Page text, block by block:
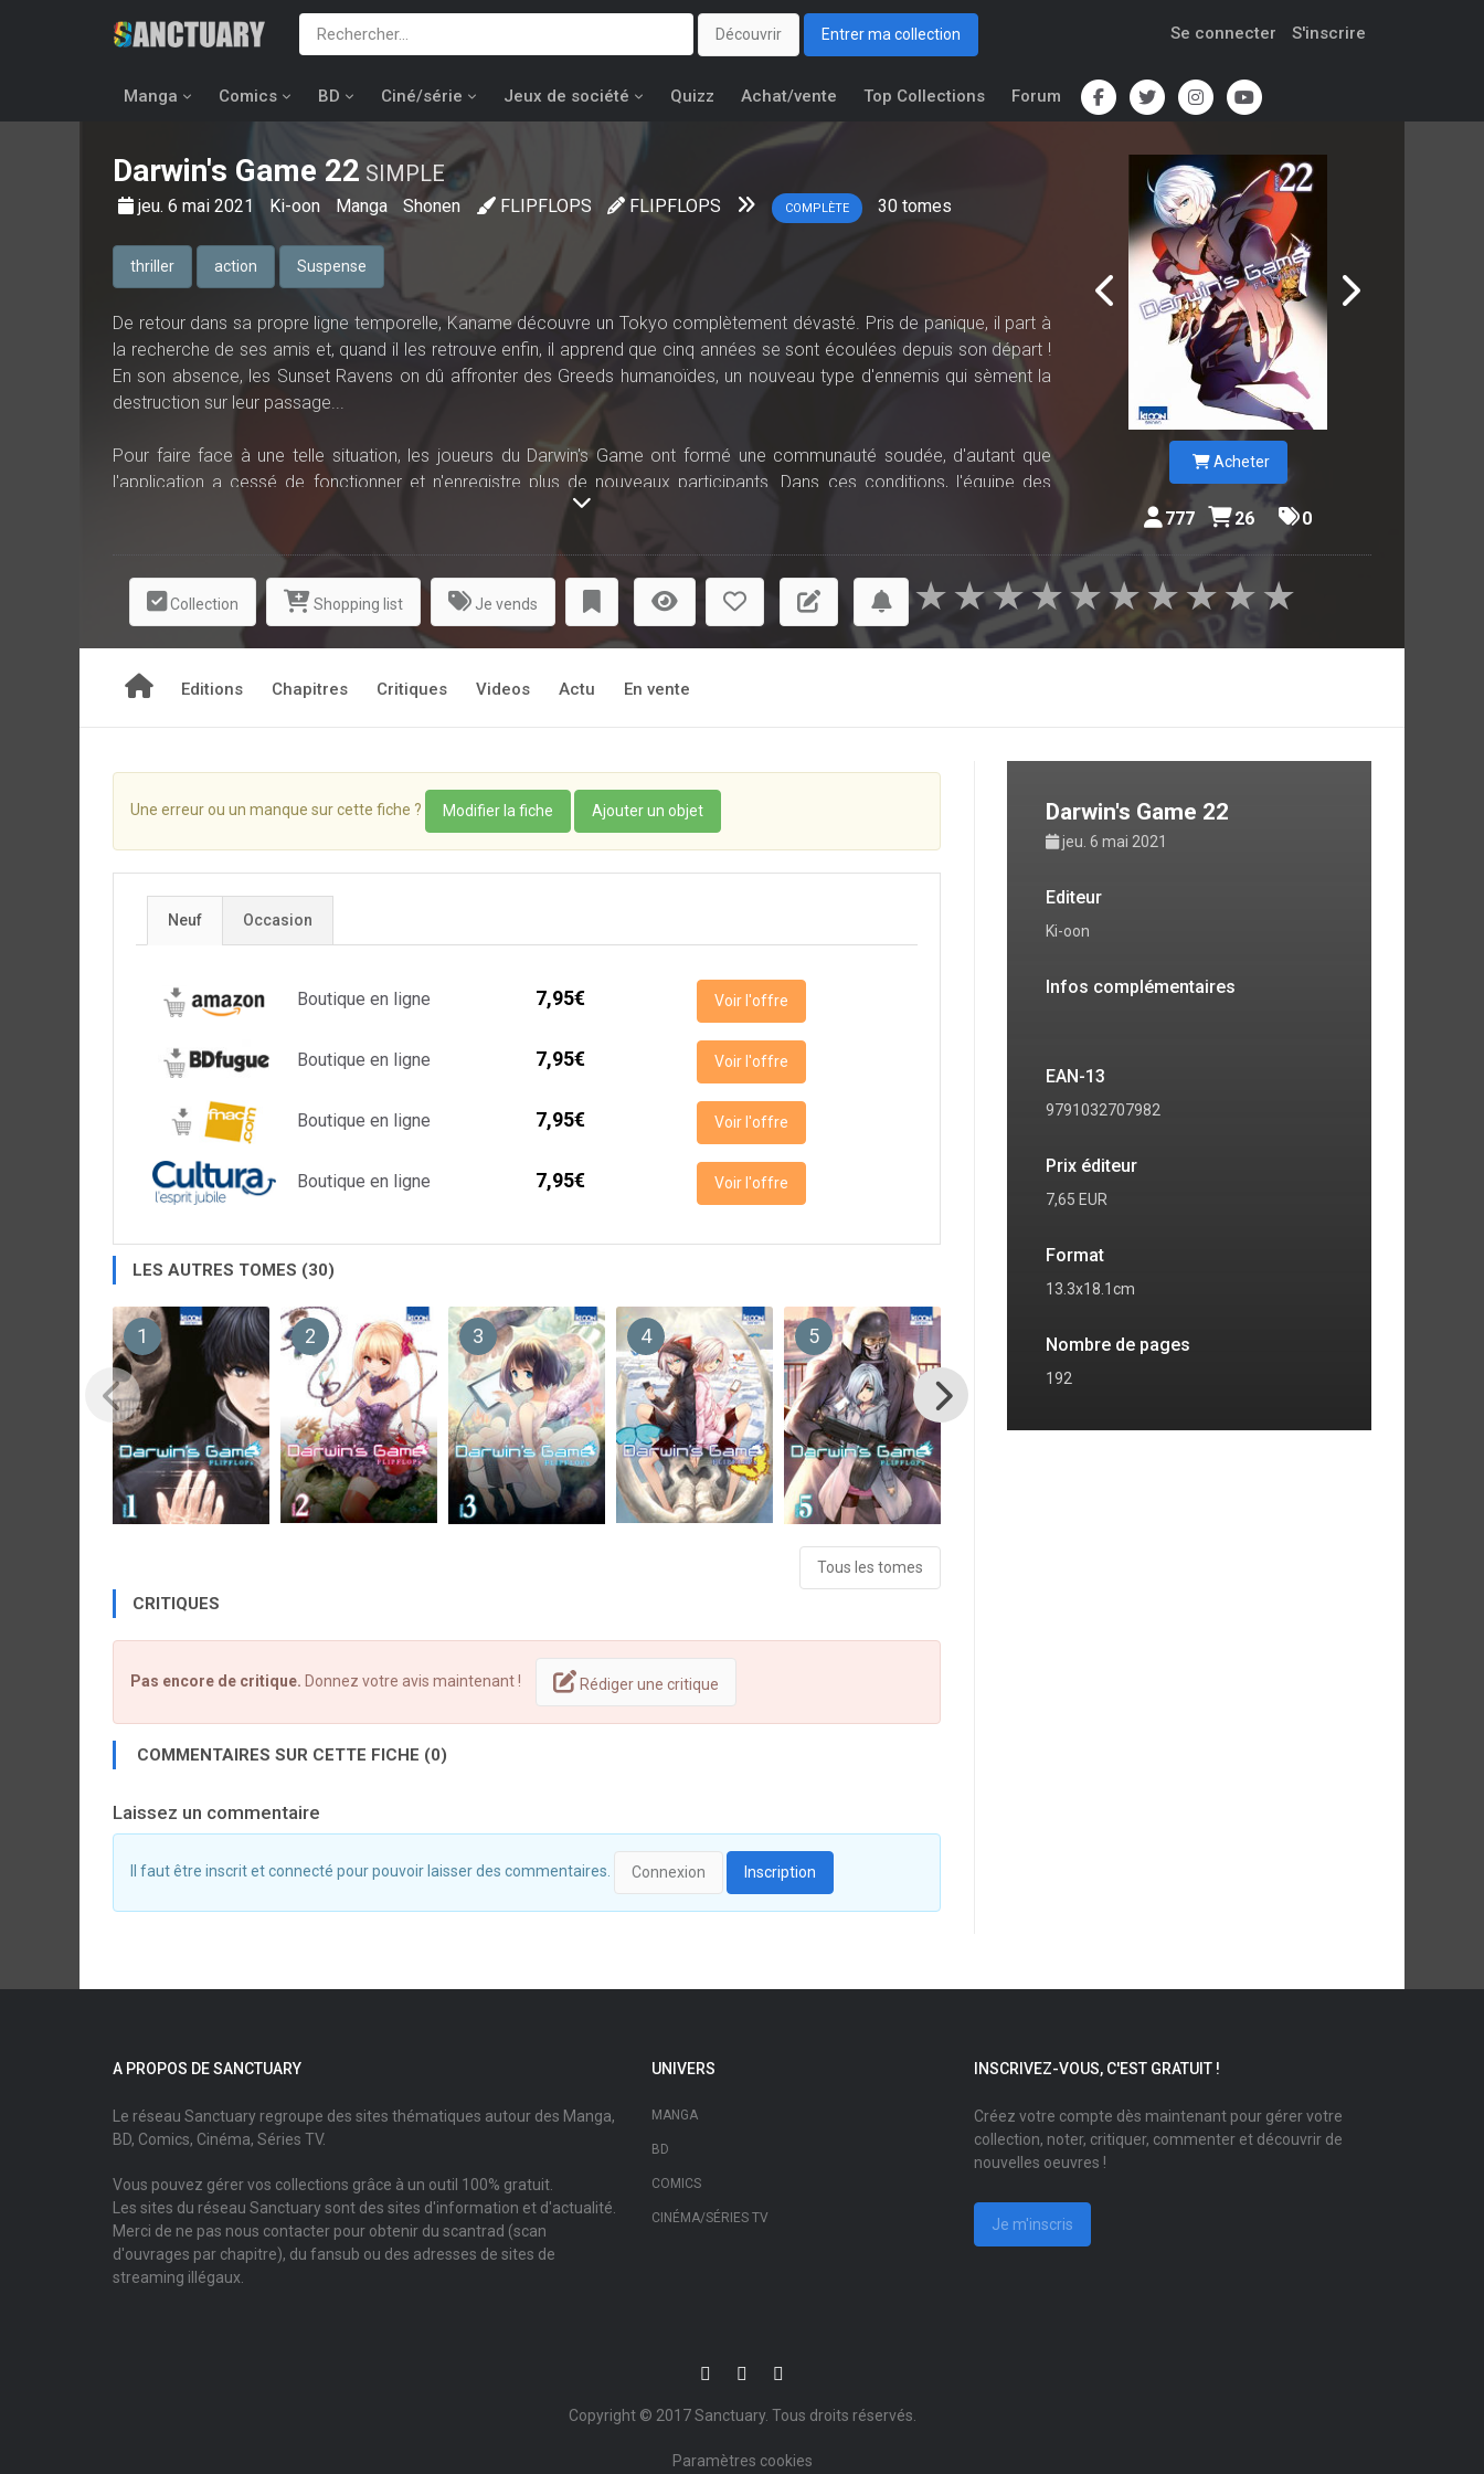
Découvrir Entrer ma collection Se connecter S'inscrire
Manga Comics BD Ciné/série Jeux de société Quizz Achat/vente Top Collections Forum
Darwin's Game 22 SIMPLE
jeu. 6 mai 2021 Ki-oon Manga Shonen FLIPFLOPS FLIPFLOPS COMPLÈTE 30 tomes
thriller action Suspense
De retour dans sa propre ligne temporelle, Kaname découvre un Tokyo complètement dévasté. Pris de panique, il part à
la recherche de ses amis et, quand il les retrouve enfin, il apprend que cinq années se sont écoulées depuis son départ !
En son absence, les Sunset Ravens on dû affronter des Greeds humanoïdes, un nouveau type d'ennemis qui sèment la
destruction sur leur passage...
Pour faire face à une telle situation, les joueurs du Darwin's Game ont formé une communauté soudée, d'autant que
l'application a cessé de fonctionner et n'enregistre plus de nouveaux participants. Dans ces conditions, l'équipe des
Ravens est plus déterminée que jamais à retrouver la trace du maître de jeu...
Acheter
777 26 0
Collection Shopping list Je vends ★
★
★
★
★
★
★
★
★
★
Editions Chapitres Critiques Videos Actu En vente
Une erreur ou un manque sur cette fiche ? Modifier la fiche Ajouter un objet
Neuf Occasion
Boutique en ligne 7,95€ Voir l'offre
Boutique en ligne 7,95€ Voir l'offre
Boutique en ligne 7,95€ Voir l'offre
Boutique en ligne 7,95€ Voir l'offre
LES AUTRES TOMES (30)
1 2 3 4 5 7
Tous les tomes
CRITIQUES
Pas encore de critique. Donnez votre avis maintenant ! Rédiger une critique
COMMENTAIRES SUR CETTE FICHE (0)
Laissez un commentaire
Il faut être inscrit et connecté pour pouvoir laisser des commentaires. Connexion Inscription
Darwin's Game 22
jeu. 6 mai 2021
Editeur
Ki-oon
Infos complémentaires
EAN-13
9791032707982
Prix éditeur
7,65 EUR
Format
13.3x18.1cm
Nombre de pages
192
A PROPOS DE SANCTUARY
Le réseau Sanctuary regroupe des sites thématiques autour des Manga,
BD, Comics, Cinéma, Séries TV.
Vous pouvez gérer vos collections grâce à un outil 100% gratuit.
Les sites du réseau Sanctuary sont des sites d'information et d'actualité.
Merci de ne pas nous contacter pour obtenir du scantrad (scan
d'ouvrages par chapitre), du fansub ou des adresses de sites de
streaming illégaux.
UNIVERS
MANGA
BD
COMICS
CINÉMA/SÉRIES TV
INSCRIVEZ-VOUS, C'EST GRATUIT !
Créez votre compte dès maintenant pour gérer votre
collection, noter, critiquer, commenter et découvrir de
nouvelles oeuvres !
Je m'inscris
Copyright © 2017Sanctuary. Tous droits réservés.
Paramètres cookies